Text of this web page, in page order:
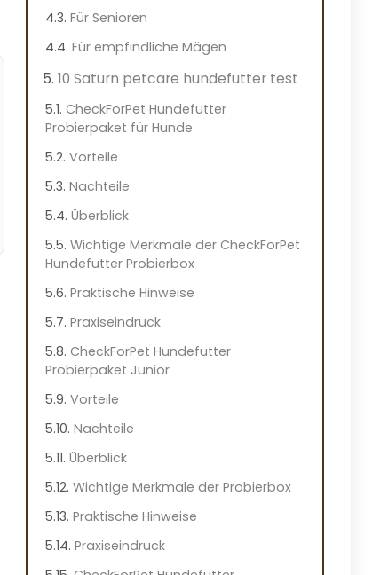
Für Senioren
Für empfindliche Mägen
10 Saturn petcare hundefutter test
CheckForPet Hundefutter
Probierpaket für Hunde
Vorteile
Nachteile
Überblick
Wichtige Merkmale der CheckForPet
Hundefutter Probierbox
Praktische Hinweise
Praxiseindruck
CheckForPet Hundefutter
Probierpaket Junior
Vorteile
Nachteile
Überblick
Wichtige Merkmale der Probierbox
Praktische Hinweise
Praxiseindruck